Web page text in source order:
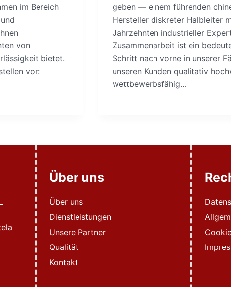
im Bereich
von
bietet.
vor:
geben — einem führenden
Hersteller diskreter Halbleiter
Jahrzehnten industrieller
Zusammenarbeit ist ein
Schritt nach vorne in unserer
unseren Kunden qualitativ
wettbewerbsfähig…
Über uns
Über uns
Dienstleistungen
Unsere Partner
Qualität
Kontakt